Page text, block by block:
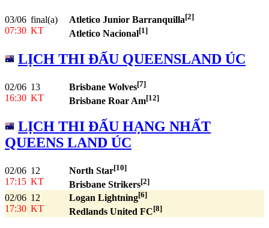
03/06
07:30
final(a)
KT
Atletico Junior Barranquilla[2]
Atletico Nacional[1]
LỊCH THI ĐẤU QUEENSLAND ÚC
02/06
16:30
13
KT
Brisbane Wolves[7]
Brisbane Roar Am[12]
LỊCH THI ĐẤU HẠNG NHẤT
QUEENS LAND ÚC
02/06
17:15
12
KT
North Star[10]
Brisbane Strikers[2]
02/06
17:30
12
KT
Logan Lightning[6]
Redlands United FC[8]